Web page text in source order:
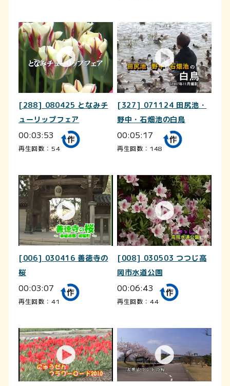
[288] 080425 となみチ
ューリップフェア
00:03:53
再生回数：54
[327] 071124 田尻池・
野中・石畑池の白鳥
00:05:17
再生回数：148
[006] 030416 善徳寺の
桜
00:03:07
再生回数：41
[008] 030503 つつじ高
岡市水道公園
00:06:43
再生回数：44